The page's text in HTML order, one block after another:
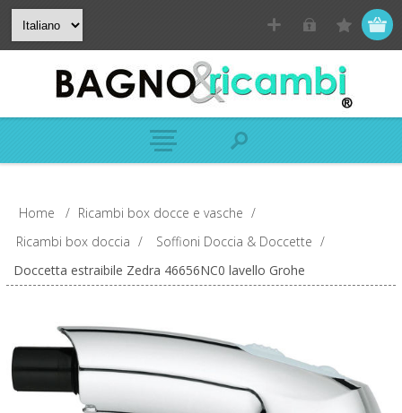
Home / Ricambi box docce e vasche /
Ricambi box doccia / Soffioni Doccia & Doccette /
Doccetta estraibile Zedra 46656NC0 lavello Grohe